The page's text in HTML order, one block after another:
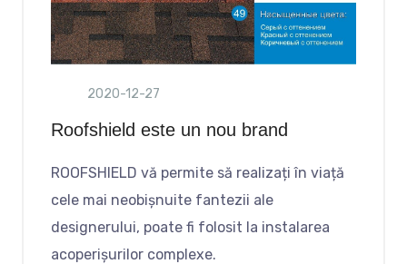
2020-12-27
Roofshield este un nou brand
ROOFSHIELD vă permite să realizați în viață
cele mai neobișnuite fantezii ale
designerului, poate fi folosit la instalarea
acoperișurilor complexe.